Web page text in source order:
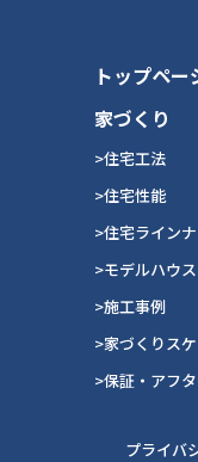
トップペー
家づくり
>住宅工法
>住宅性能
>住宅ライン
>モデルハウス
>施工事例
>家づくりス
>保証・アフ
プライバ